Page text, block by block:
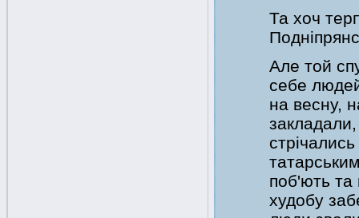
Та хоч
Але той
себе
на весну,
поб'ють та
худобу